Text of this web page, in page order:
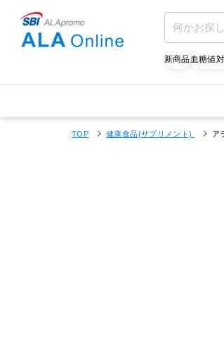
新商品血糖値
TOP 健康食品(サプリメント) ア